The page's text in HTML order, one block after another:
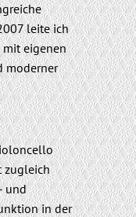
leite ich
mit eigenen
moderner
zugleich
und
in der